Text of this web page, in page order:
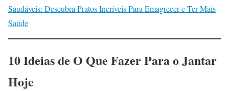
Saudáveis: Descubra Pratos Incríveis Para Emagrecer e Ter Mais
Saúde
10 Ideias de O Que Fazer Para o Jantar
Hoje